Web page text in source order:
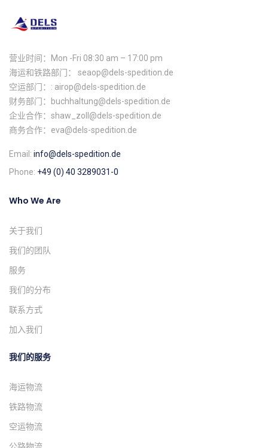
营业时间：Mon -Fri 08:30 am – 17:00 pm
海运和铁路部门： seaop@dels-spedition.de
空运部门：: airop@dels-spedition.de
财务部门：buchhaltung@dels-spedition.de
企业合作：shaw_zoll@dels-spedition.de
商务合作：eva@dels-spedition.de
Email: info@dels-spedition.de
Phone: +49 (0) 40 3289031-0
Who We Are
关于我们
我们的团队
服务
我们的分布
联系方式
加入我们
我们的服务
海运物流
铁路物流
空运物流